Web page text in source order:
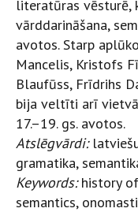
literatūras vēsturē,
vārddarināšana,
avotos. Starp
Mancelis, Kristofs
Blaufūss, Frīdrihs
bija veltīti arī
17.–19. gs. avotos.
Atslēgvārdi:
gramatika,
Keywords:history
semantics,